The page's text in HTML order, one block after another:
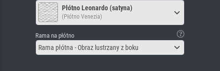
Płótno Leonardo (satyna)
(Płótno Venezia)
Rama na płótno
Rama płótna - Obraz lustrzany z boku